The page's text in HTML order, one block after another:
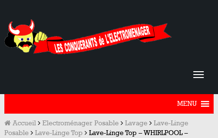
MENU
Accueil Electroménager Posable Lavage
Lave-Linge
Posable
Lave-Linge Top
Lave-Linge Top – WHIRLPOOL –